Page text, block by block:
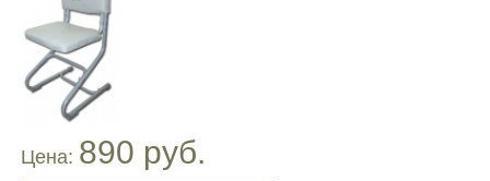
Цена: 890 руб.